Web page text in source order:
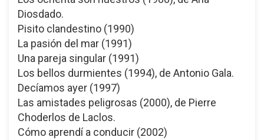
Diosdado.
Pisito clandestino (1990)
La pasión del mar (1991)
Una pareja singular (1991)
Los bellos durmientes (1994), de Antonio Gala.
Decíamos ayer (1997)
Las amistades peligrosas (2000), de Pierre
Choderlos de Laclos.
Cómo aprendí a conducir (2002)